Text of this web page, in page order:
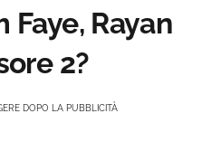
Faye, Rayan
2?
DOPO LA PUBBLICITÀ